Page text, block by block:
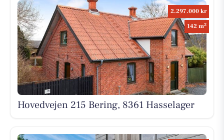
2.297.000 kr
142 m2
Hovedvejen 215 Bering, 8361 Hasselager